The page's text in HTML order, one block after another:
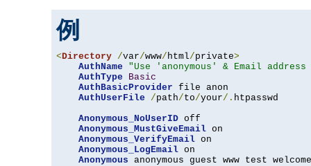
例
<Directory /var/www/ html/private>
AuthName
"Use 'anonymous' & Email
AuthType
Basic
AuthBasicProvider file anon
AuthUserFile
/path/to/your/. htpasswd
Anonymous_NoUserID off
Anonymous_MustGiveEmail on
Anonymous_VerifyEmail on
Anonymous_LogEmail on
Anonymous anonymous guest www test welcome